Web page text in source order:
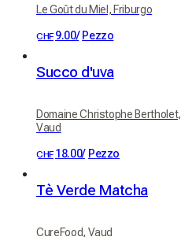
Le Goût du Miel, Friburgo
CHF 9.00/ Pezzo
Succo d'uva
Domaine Christophe Bertholet,
Vaud
CHF 18.00/ Pezzo
Tè Verde Matcha
CureFood, Vaud